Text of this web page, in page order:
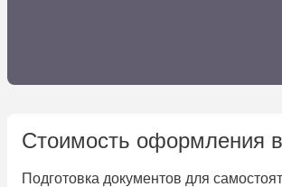
Стоимость оформления
Подготовка документов для